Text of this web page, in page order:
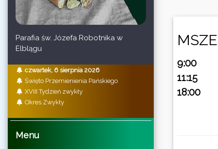
Parafia św. Józefa Robotnika w
Elblągu
czwartek, 6 sierpnia 2026
Święto Przemienienia Pańskiego
XVIII Tydzień zwykły
Okres Zwykły
Menu
9:00
11:15
18:00